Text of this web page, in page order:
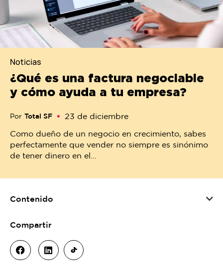
Noticias
¿Qué es una factura negociable
y cómo ayuda a tu empresa?
Por Total SF
23 de diciembre
Como dueño de un negocio en crecimiento, sabes
perfectamente que vender no siempre es sinónimo
de tener dinero en el...
Contenido
Compartir